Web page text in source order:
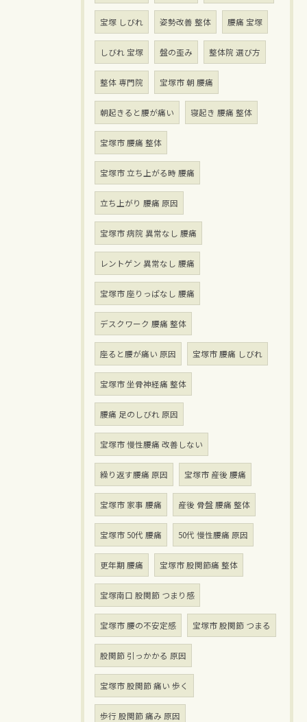
宝塚 しびれ 姿勢改善 整体 腰痛 宝塚
しびれ 宝塚 盤の歪み 整体院 選び方
整体 専門院 宝塚市 朝 腰痛
朝起きると腰が痛い 寝起き 腰痛 整体
宝塚市 腰痛 整体
宝塚市 立ち上がる時 腰痛
立ち上がり 腰痛 原因
宝塚市 病院 異常なし 腰痛
レントゲン 異常なし 腰痛
宝塚市 座りっぱなし 腰痛
デスクワーク 腰痛 整体
座ると腰が痛い 原因 宝塚市 腰痛 しびれ
宝塚市 坐骨神経痛 整体
腰痛 足のしびれ 原因
宝塚市 慢性腰痛 改善しない
繰り返す腰痛 原因 宝塚市 産後 腰痛
宝塚市 家事 腰痛 産後 骨盤 腰痛 整体
宝塚市 50代 腰痛 50代 慢性腰痛 原因
更年期 腰痛 宝塚市 股関節痛 整体
宝塚南口 股関節 つまり感
宝塚市 腰の不安定感 宝塚市 股関節 つまる
股関節 引っかかる 原因
宝塚市 股関節 痛い 歩く
歩行 股関節 痛み 原因